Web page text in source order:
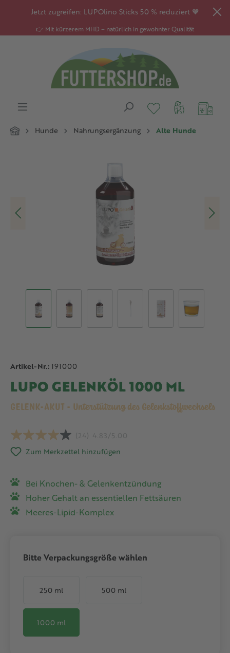
springenJetzt zugreifen: LUPOlino Sticks 50 % reduziert 🧡
👉 Mit kürzerem MHD – natürlich in gewohnter Qualität
Hunde Nahrungsergänzung Alte Hunde
Artikel-Nr.: 191000
LUPO GELENKÖL 1000 ML
GELENK-AKUT - Unterstützung des Gelenkstoffwechsels
Zum Merkzettel hinzufügen
Bei Knochen- & Gelenkentzündung
Hoher Gehalt an essentiellen Fettsäuren
Meeres-Lipid-Komplex
Bitte Verpackungsgröße wählen
250 ml 500 ml
1000 ml